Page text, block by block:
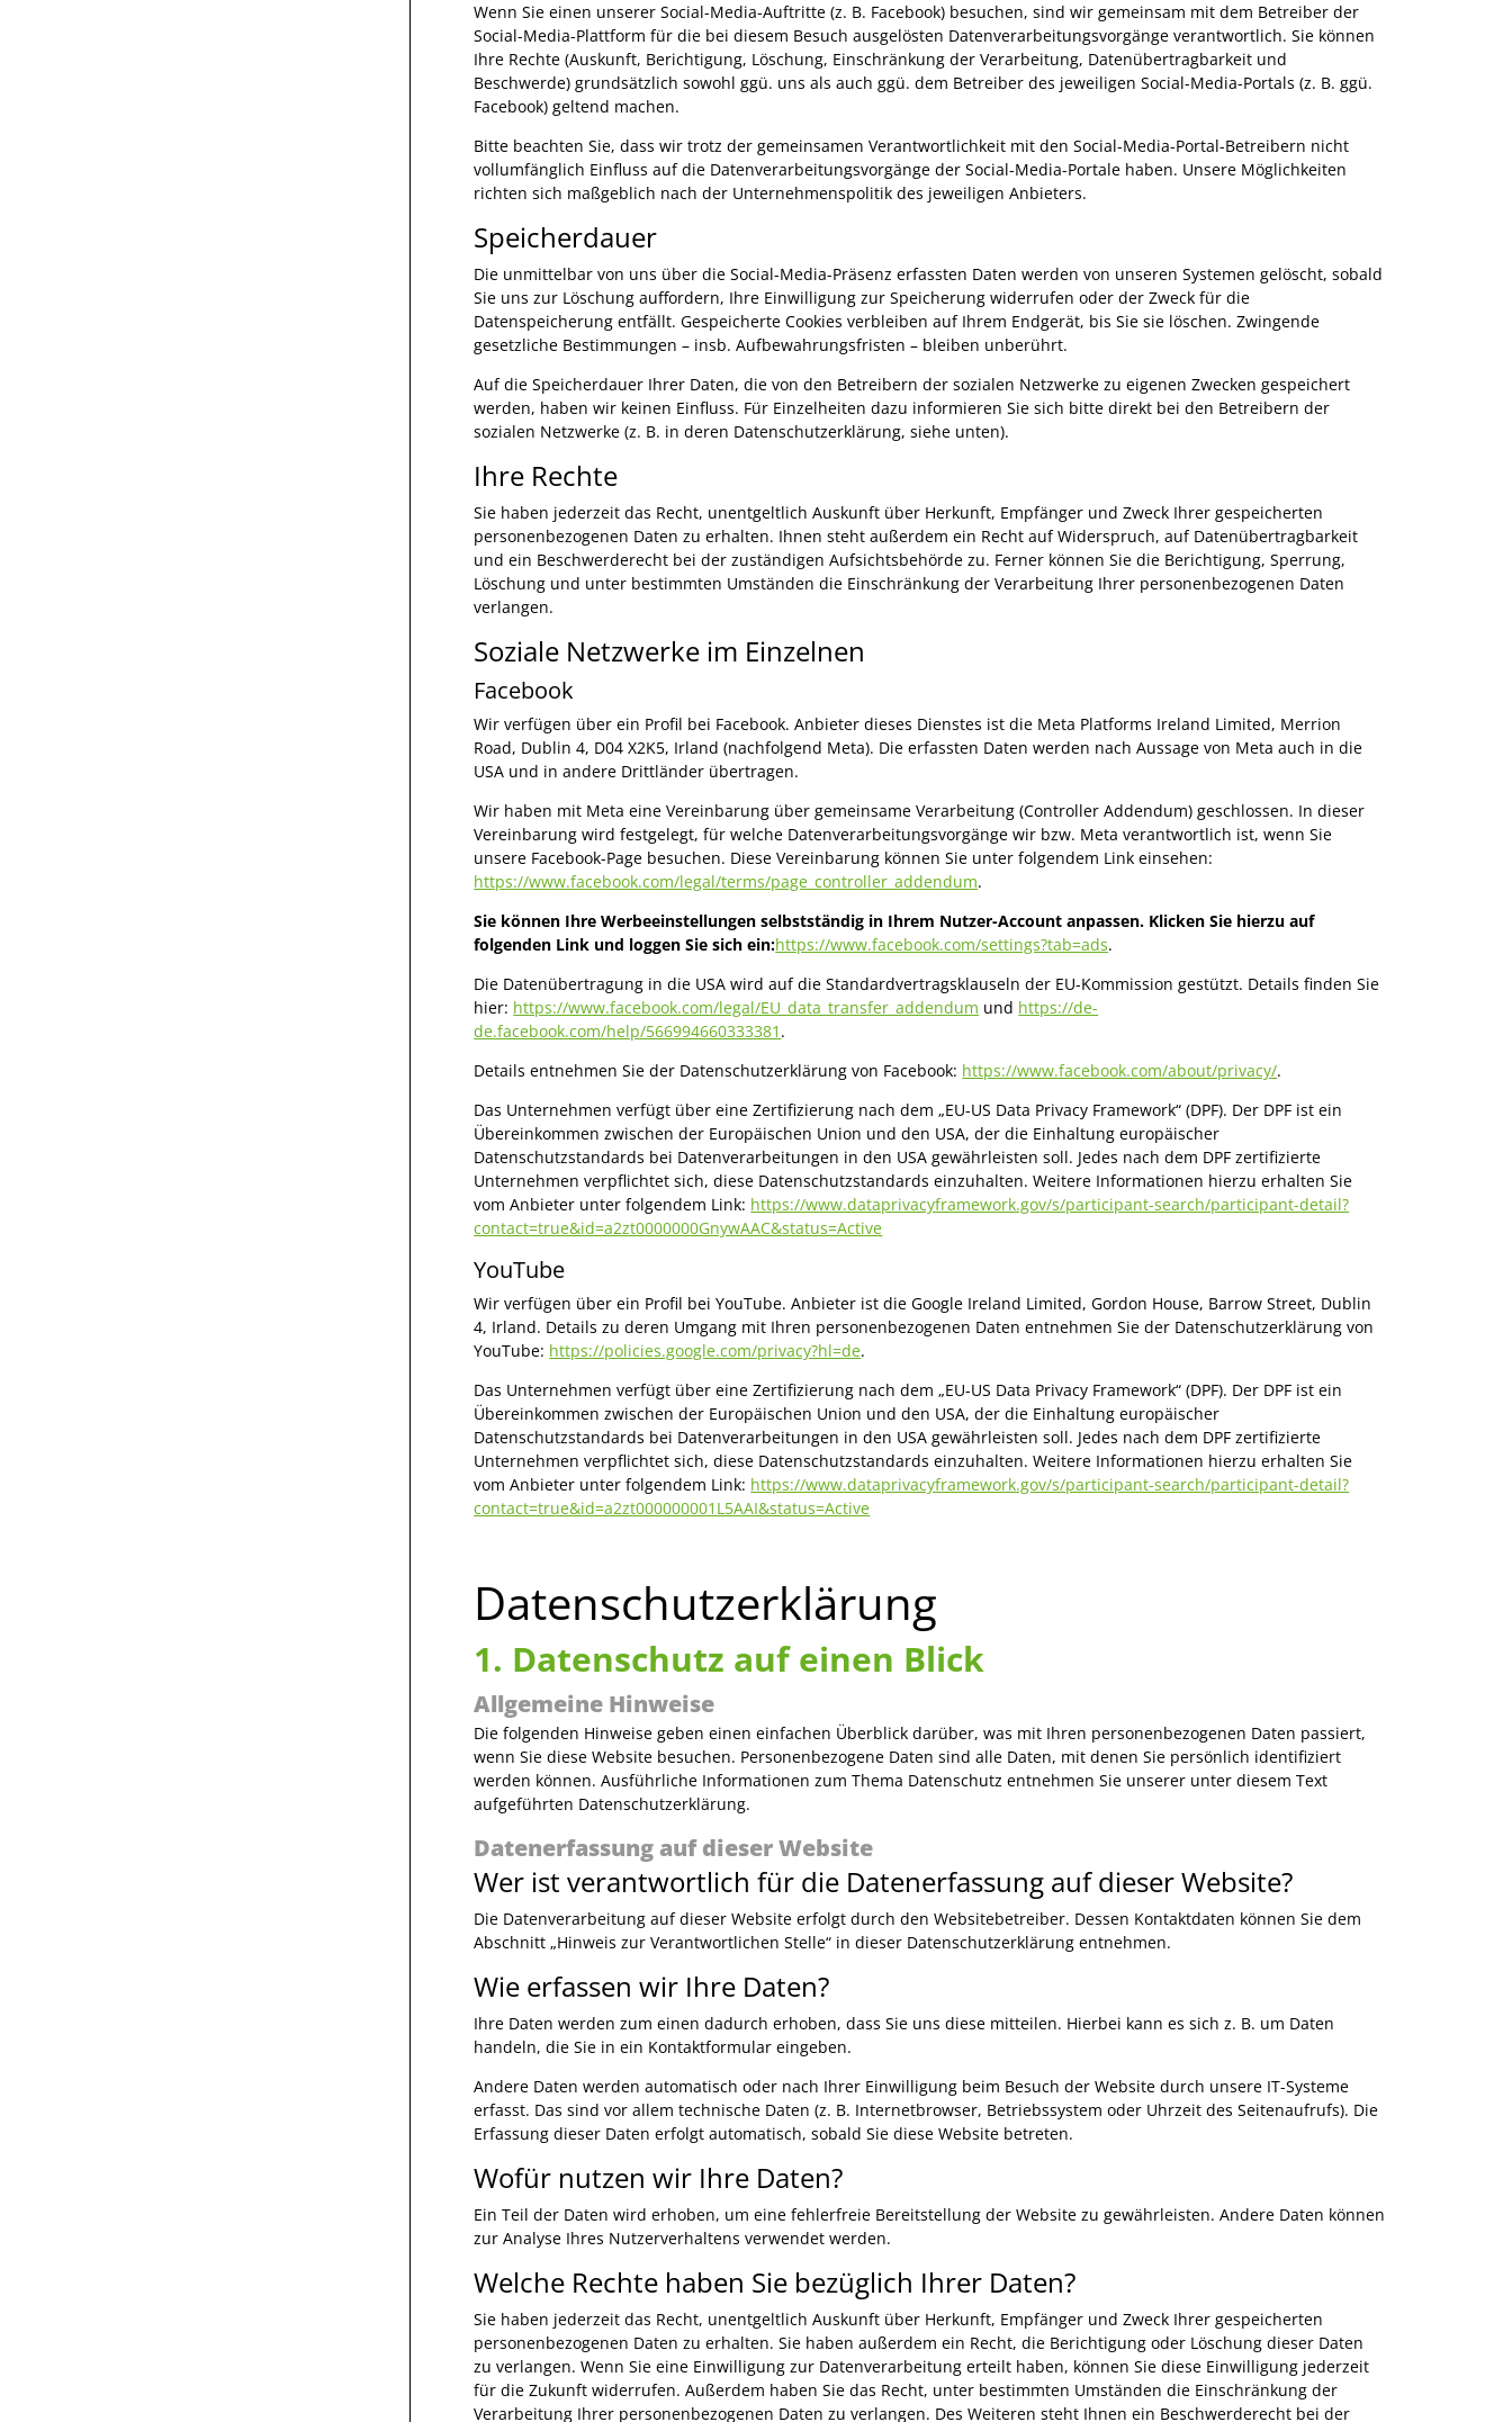
Wenn Sie einen unserer Social-Media-Auftritte (z. B. Facebook) besuchen, sind wir gemeinsam mit dem Betreiber der
Social-Media-Plattform für die bei diesem Besuch ausgelösten Datenverarbeitungsvorgänge verantwortlich. Sie können
Ihre Rechte (Auskunft, Berichtigung, Löschung, Einschränkung der Verarbeitung, Datenübertragbarkeit und
Beschwerde) grundsätzlich sowohl ggü. uns als auch ggü. dem Betreiber des jeweiligen Social-Media-Portals (z. B. ggü.
Facebook) geltend machen.
Bitte beachten Sie, dass wir trotz der gemeinsamen Verantwortlichkeit mit den Social-Media-Portal-Betreibern nicht
vollumfänglich Einfluss auf die Datenverarbeitungsvorgänge der Social-Media-Portale haben. Unsere Möglichkeiten
richten sich maßgeblich nach der Unternehmenspolitik des jeweiligen Anbieters.
Speicherdauer
Die unmittelbar von uns über die Social-Media-Präsenz erfassten Daten werden von unseren Systemen gelöscht, sobald
Sie uns zur Löschung auffordern, Ihre Einwilligung zur Speicherung widerrufen oder der Zweck für die
Datenspeicherung entfällt. Gespeicherte Cookies verbleiben auf Ihrem Endgerät, bis Sie sie löschen. Zwingende
gesetzliche Bestimmungen – insb. Aufbewahrungsfristen – bleiben unberührt.
Auf die Speicherdauer Ihrer Daten, die von den Betreibern der sozialen Netzwerke zu eigenen Zwecken gespeichert
werden, haben wir keinen Einfluss. Für Einzelheiten dazu informieren Sie sich bitte direkt bei den Betreibern der
sozialen Netzwerke (z. B. in deren Datenschutzerklärung, siehe unten).
Ihre Rechte
Sie haben jederzeit das Recht, unentgeltlich Auskunft über Herkunft, Empfänger und Zweck Ihrer gespeicherten
personenbezogenen Daten zu erhalten. Ihnen steht außerdem ein Recht auf Widerspruch, auf Datenübertragbarkeit
und ein Beschwerderecht bei der zuständigen Aufsichtsbehörde zu. Ferner können Sie die Berichtigung, Sperrung,
Löschung und unter bestimmten Umständen die Einschränkung der Verarbeitung Ihrer personenbezogenen Daten
verlangen.
Soziale Netzwerke im Einzelnen
Facebook
Wir verfügen über ein Profil bei Facebook. Anbieter dieses Dienstes ist die Meta Platforms Ireland Limited, Merrion
Road, Dublin 4, D04 X2K5, Irland (nachfolgend Meta). Die erfassten Daten werden nach Aussage von Meta auch in die
USA und in andere Drittländer übertragen.
Wir haben mit Meta eine Vereinbarung über gemeinsame Verarbeitung (Controller Addendum) geschlossen. In dieser
Vereinbarung wird festgelegt, für welche Datenverarbeitungsvorgänge wir bzw. Meta verantwortlich ist, wenn Sie
unsere Facebook-Page besuchen. Diese Vereinbarung können Sie unter folgendem Link einsehen:
https://www.facebook.com/legal/terms/page_controller_addendum.
Sie können Ihre Werbeeinstellungen selbstständig in Ihrem Nutzer-Account anpassen. Klicken Sie hierzu auf
folgenden Link und loggen Sie sich ein:https://www.facebook.com/settings?tab=ads.
Die Datenübertragung in die USA wird auf die Standardvertragsklauseln der EU-Kommission gestützt. Details finden Sie
hier: https://www.facebook.com/legal/EU_data_transfer_addendum und https://de-
de.facebook.com/help/566994660333381 .
Details entnehmen Sie der Datenschutzerklärung von Facebook: https://www.facebook.com/about/privacy/.
Das Unternehmen verfügt über eine Zertifizierung nach dem „EU-US Data Privacy Framework“ (DPF). Der DPF ist ein
Übereinkommen zwischen der Europäischen Union und den USA, der die Einhaltung europäischer
Datenschutzstandards bei Datenverarbeitungen in den USA gewährleisten soll. Jedes nach dem DPF zertifizierte
Unternehmen verpflichtet sich, diese Datenschutzstandards einzuhalten. Weitere Informationen hierzu erhalten Sie
vom Anbieter unter folgendem Link: https://www.dataprivacyframework.gov/s/participant-search/participant-detail?
contact=true&id=a2zt0000000GnywAAC&status=Active
YouTube
Wir verfügen über ein Profil bei YouTube. Anbieter ist die Google Ireland Limited, Gordon House, Barrow Street, Dublin
4, Irland. Details zu deren Umgang mit Ihren personenbezogenen Daten entnehmen Sie der Datenschutzerklärung von
YouTube: https://policies.google.com/privacy?hl=de.
Das Unternehmen verfügt über eine Zertifizierung nach dem „EU-US Data Privacy Framework“ (DPF). Der DPF ist ein
Übereinkommen zwischen der Europäischen Union und den USA, der die Einhaltung europäischer
Datenschutzstandards bei Datenverarbeitungen in den USA gewährleisten soll. Jedes nach dem DPF zertifizierte
Unternehmen verpflichtet sich, diese Datenschutzstandards einzuhalten. Weitere Informationen hierzu erhalten Sie
vom Anbieter unter folgendem Link: https://www.dataprivacyframework.gov/s/participant-search/participant-detail?
contact=true&id=a2zt000000001L5AAI&status=Active
Datenschutz­erklärung
1. Datenschutz auf einen Blick
Allgemeine Hinweise
Die folgenden Hinweise geben einen einfachen Überblick darüber, was mit Ihren personenbezogenen Daten passiert,
wenn Sie diese Website besuchen. Personenbezogene Daten sind alle Daten, mit denen Sie persönlich identifiziert
werden können. Ausführliche Informationen zum Thema Datenschutz entnehmen Sie unserer unter diesem Text
aufgeführten Datenschutzerklärung.
Datenerfassung auf dieser Website
Wer ist verantwortlich für die Datenerfassung auf dieser Website?
Die Datenverarbeitung auf dieser Website erfolgt durch den Websitebetreiber. Dessen Kontaktdaten können Sie dem
Abschnitt „Hinweis zur Verantwortlichen Stelle“ in dieser Datenschutzerklärung entnehmen.
Wie erfassen wir Ihre Daten?
Ihre Daten werden zum einen dadurch erhoben, dass Sie uns diese mitteilen. Hierbei kann es sich z. B. um Daten
handeln, die Sie in ein Kontaktformular eingeben.
Andere Daten werden automatisch oder nach Ihrer Einwilligung beim Besuch der Website durch unsere IT-Systeme
erfasst. Das sind vor allem technische Daten (z. B. Internetbrowser, Betriebssystem oder Uhrzeit des Seitenaufrufs). Die
Erfassung dieser Daten erfolgt automatisch, sobald Sie diese Website betreten.
Wofür nutzen wir Ihre Daten?
Ein Teil der Daten wird erhoben, um eine fehlerfreie Bereitstellung der Website zu gewährleisten. Andere Daten können
zur Analyse Ihres Nutzerverhaltens verwendet werden.
Welche Rechte haben Sie bezüglich Ihrer Daten?
Sie haben jederzeit das Recht, unentgeltlich Auskunft über Herkunft, Empfänger und Zweck Ihrer gespeicherten
personenbezogenen Daten zu erhalten. Sie haben außerdem ein Recht, die Berichtigung oder Löschung dieser Daten
zu verlangen. Wenn Sie eine Einwilligung zur Datenverarbeitung erteilt haben, können Sie diese Einwilligung jederzeit
für die Zukunft widerrufen. Außerdem haben Sie das Recht, unter bestimmten Umständen die Einschränkung der
Verarbeitung Ihrer personenbezogenen Daten zu verlangen. Des Weiteren steht Ihnen ein Beschwerderecht bei der